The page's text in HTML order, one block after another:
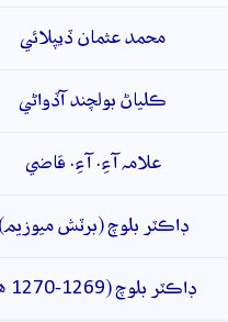
محمد عثمان ڏيپلائي
ڪلياڻ بولچند آڏواڻي
علامہ آءِ. آءِ. قاضي
ڊاڪٽر بلوچ (برٽش ميوزيم)
ڊاڪٽر بلوچ (1269-1270 ھ)